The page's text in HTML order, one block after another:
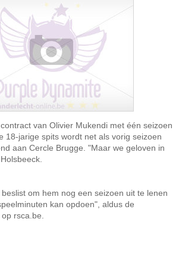
van Olivier Mukendi met één seizoen
18-jarige spits wordt net als vorig seizoen
aan Cercle Brugge. "Maar we geloven in
om hem nog een seizoen uit te lenen
kan opdoen", aldus de
rsca.be.